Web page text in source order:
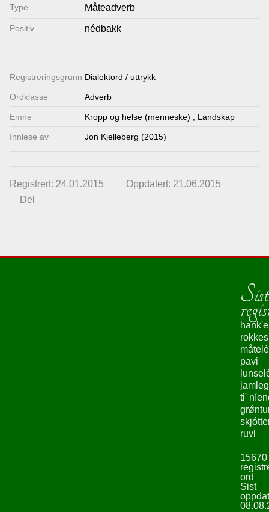
Type Måteadverb
Positiv nédbakk
Registrerings­grunn Dialektord / uttrykk
Ordklasse Adverb
Emne Kropp og helse (menneske) Landskap
Innlese av Jon Kjelleberg (2015)
Registrert: 24.01.2015
Oppdatert: 21.06.2015
Del
Kontakt
hank'e
pavi
ti'
ruvl
15670
ord
Sist